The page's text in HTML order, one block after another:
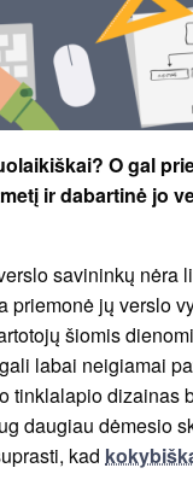
O gal
ir dabartinė jo
savininkų nėra
jų verslo
šiomis
labai neigiamai
tinklalapio dizainas
daugiau dėmesio
kad